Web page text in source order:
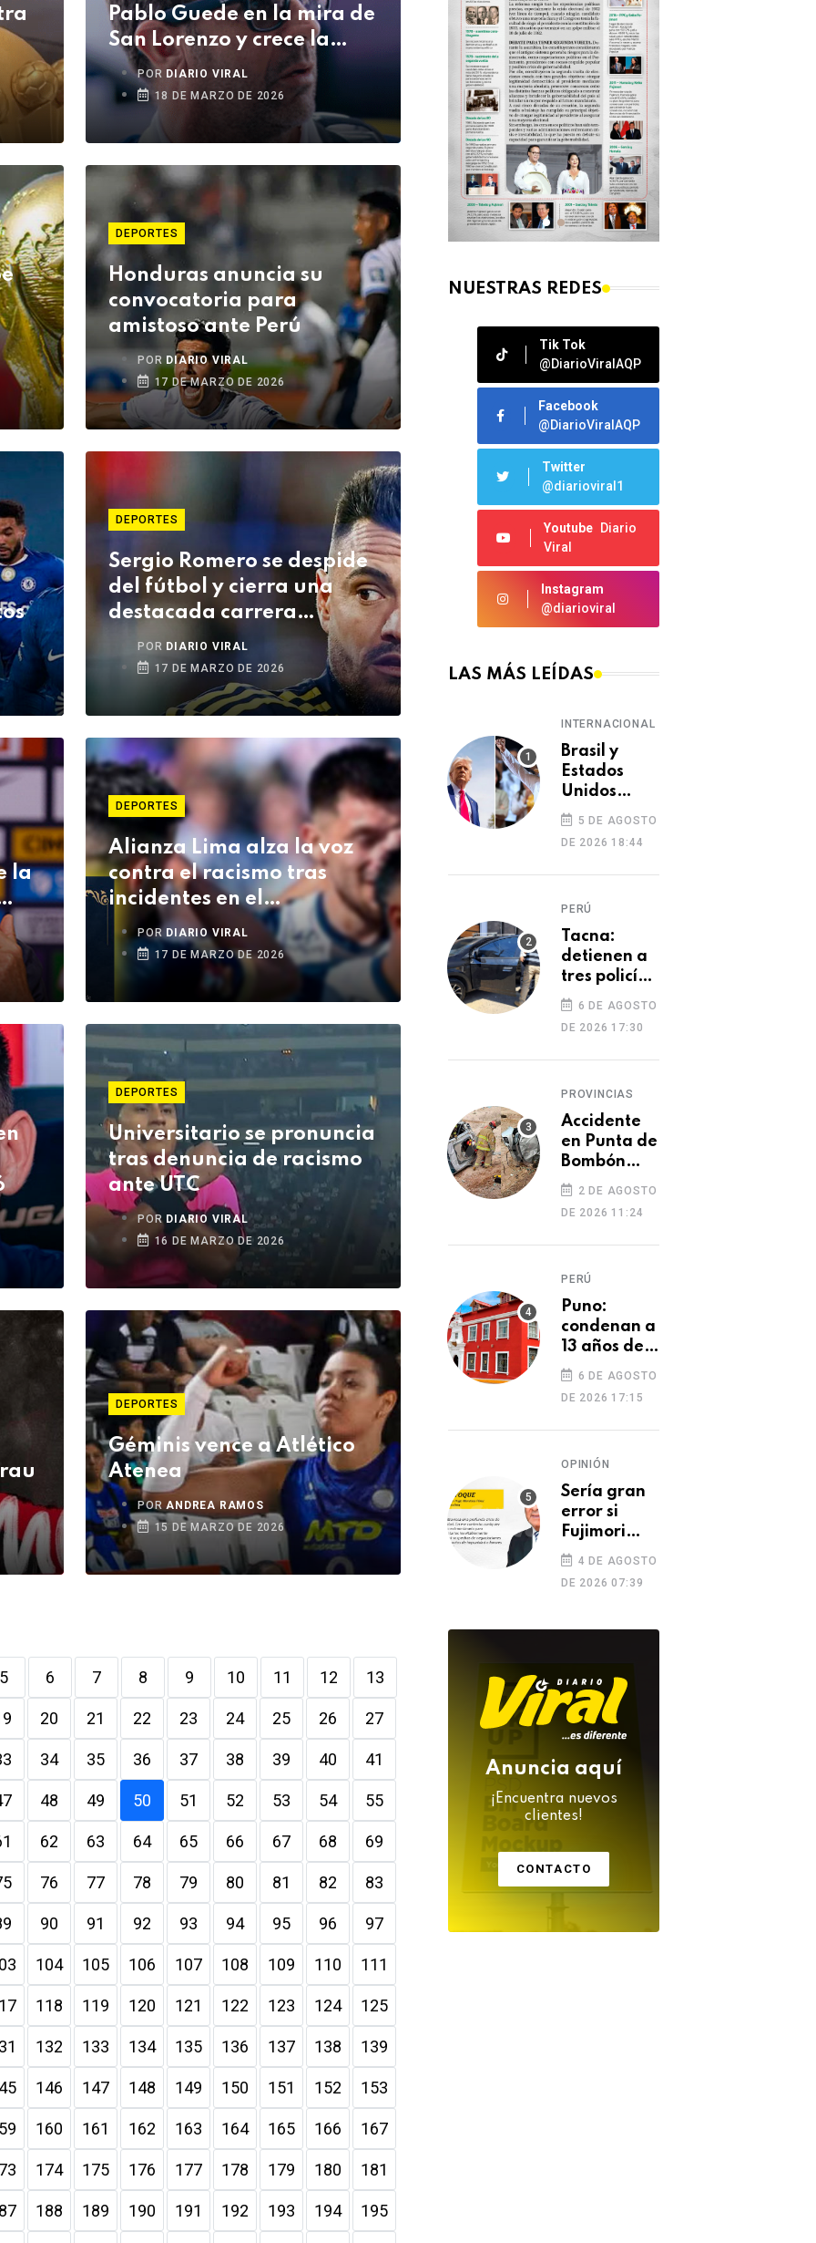
Pablo Guede en la mira de
San Lorenzo y crece la
incertidumbre en Alianza
Lima
POR DIARIO VIRAL
18 DE MARZO DE 2026
DEPORTES
Honduras anuncia su
convocatoria para
amistoso ante Perú
PORDIARIO VIRAL
17 DE MARZO DE 2026
DEPORTES
Sergio Romero se despide
del fútbol y cierra una
destacada carrera
internacional
POR DIARIO VIRAL
17 DE MARZO DE 2026
la
DEPORTES
Alianza Lima alza la voz
contra el racismo tras
incidentes en el
Monumental
POR DIARIO VIRAL
17 DE MARZO DE 2026
DEPORTES
Universitario se pronuncia
tras denuncia de racismo
ante UTC
POR DIARIO VIRAL
16 DE MARZO DE 2026
DEPORTES
Géminis vence a Atlético
Atenea
PORANDREA RAMOS
15 DE MARZO DE 2026
5 6 7 8 9 10 11 12 13
20 21 22 23 24 25 26 27
34 35 36 37 38 39 40 41
48 49 50 51 52 53 54 55
62 63 64 65 66 67 68 69
76 77 78 79 80 81 82 83
90 91 92 93 94 95 96 97
104 105 106 107 108 109 110 111
118 119 120 121 122 123 124 125
132 133 134 135 136 137 138 139
146 147 148 149 150 151 152 153
160 161 162 163 164 165 166 167
174 175 176 177 178 179 180 181
188 189 190 191 192 193 194 195
NUESTRAS REDES
Tik Tok
@DiarioViralAQP
Facebook
@DiarioViralAQP
Twitter
@diarioviral1
Youtube
Diario
Viral
Instagram
@diarioviral
LAS MÁS LEÍDAS
INTERNACIONAL
Brasil y
Estados
Unidos
elevan
tensión
diplomática
tras retiro
embajadora
en
Washington
5 DE AGOSTO
DE 2026 18:44
PERÚ
Tacna:
detienen a
tres policías
investigados
por presunto
cambio de
cocaína por
cobros
ilegales
6 DE AGOSTO
DE 2026 17:30
PROVINCIAS
Accidente
en Punta de
Bombón
deja un
muerto y
dos heridos
2 DE AGOSTO
DE 2026 11:24
PERÚ
Puno:
condenan a
13 años de
prisión a
hombre por
tentativa
de
6 DE AGOSTO
DE 2026 17:15
OPINIÓN
Sería gran
error si
Fujimori
indulta a
Castillo o
Toledo
4 DE AGOSTO
DE 2026 07:39
Anuncia aquí
¡Encuentra nuevos
clientes!
CONTACTO